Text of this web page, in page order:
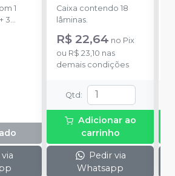
1
3
Caixa contendo 18
lâminas.
R$ 22,64 no Pix
ou R$ 23,10 nas
demais condições
Qtd :
Adicionar ao
carrinho
Pedir via
Whatsapp